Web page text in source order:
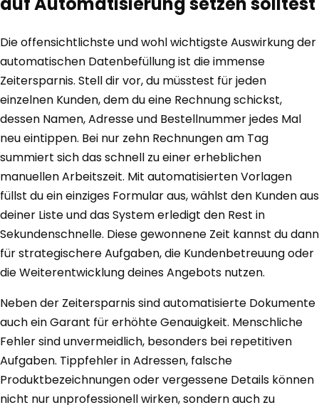
Die offensichtlichste und wohl wichtigste Auswirkung der
automatischen Datenbefüllung ist die immense
Zeitersparnis. Stell dir vor, du müsstest für jeden
einzelnen Kunden, dem du eine Rechnung schickst,
dessen Namen, Adresse und Bestellnummer jedes Mal
neu eintippen. Bei nur zehn Rechnungen am Tag
summiert sich das schnell zu einer erheblichen
manuellen Arbeitszeit. Mit automatisierten Vorlagen
füllst du ein einziges Formular aus, wählst den Kunden aus
deiner Liste und das System erledigt den Rest in
Sekundenschnelle. Diese gewonnene Zeit kannst du dann
für strategischere Aufgaben, die Kundenbetreuung oder
die Weiterentwicklung deines Angebots nutzen.
Neben der Zeitersparnis sind automatisierte Dokumente
auch ein Garant für erhöhte Genauigkeit. Menschliche
Fehler sind unvermeidlich, besonders bei repetitiven
Aufgaben. Tippfehler in Adressen, falsche
Produktbezeichnungen oder vergessene Details können
nicht nur unprofessionell wirken, sondern auch zu